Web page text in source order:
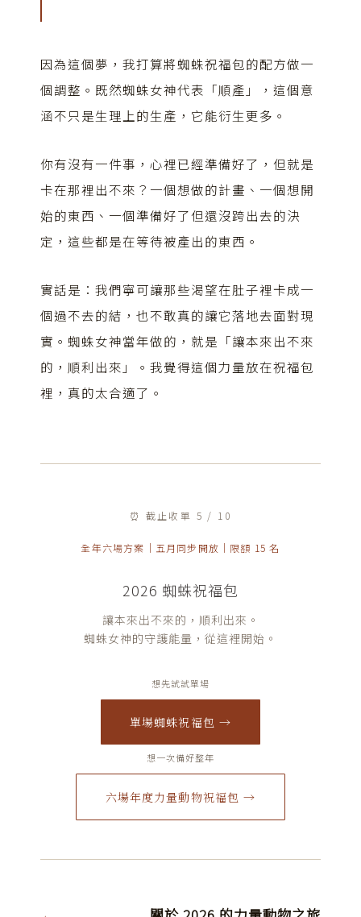
因為這個夢，我打算將蜘蛛祝福包的配方做一
個調整。既然蜘蛛女神代表「順產」，這個意
涵不只是生理上的生產，它能衍生更多。
你有沒有一件事，心裡已經準備好了，但就是
卡在那裡出不來？一個想做的計畫、一個想開
始的東西、一個準備好了但還沒跨出去的決
定，這些都是在等待被產出的東西。
實話是：我們寧可讓那些渴望在肚子裡卡成一
個過不去的結，也不敢真的讓它落地去面對現
實。蜘蛛女神當年做的，就是「讓本來出不來
的，順利出來」。我覺得這個力量放在祝福包
裡，真的太合適了。
⏰ 截止收單 5 / 10
全年六場方案｜五月同步開放｜限額 15 名
2026 蜘蛛祝福包
讓本來出不來的，順利出來。
蜘蛛女神的守護能量，從這裡開始。
想先試試單場
單場蜘蛛祝福包 →
想一次備好整年
六場年度力量動物祝福包 →